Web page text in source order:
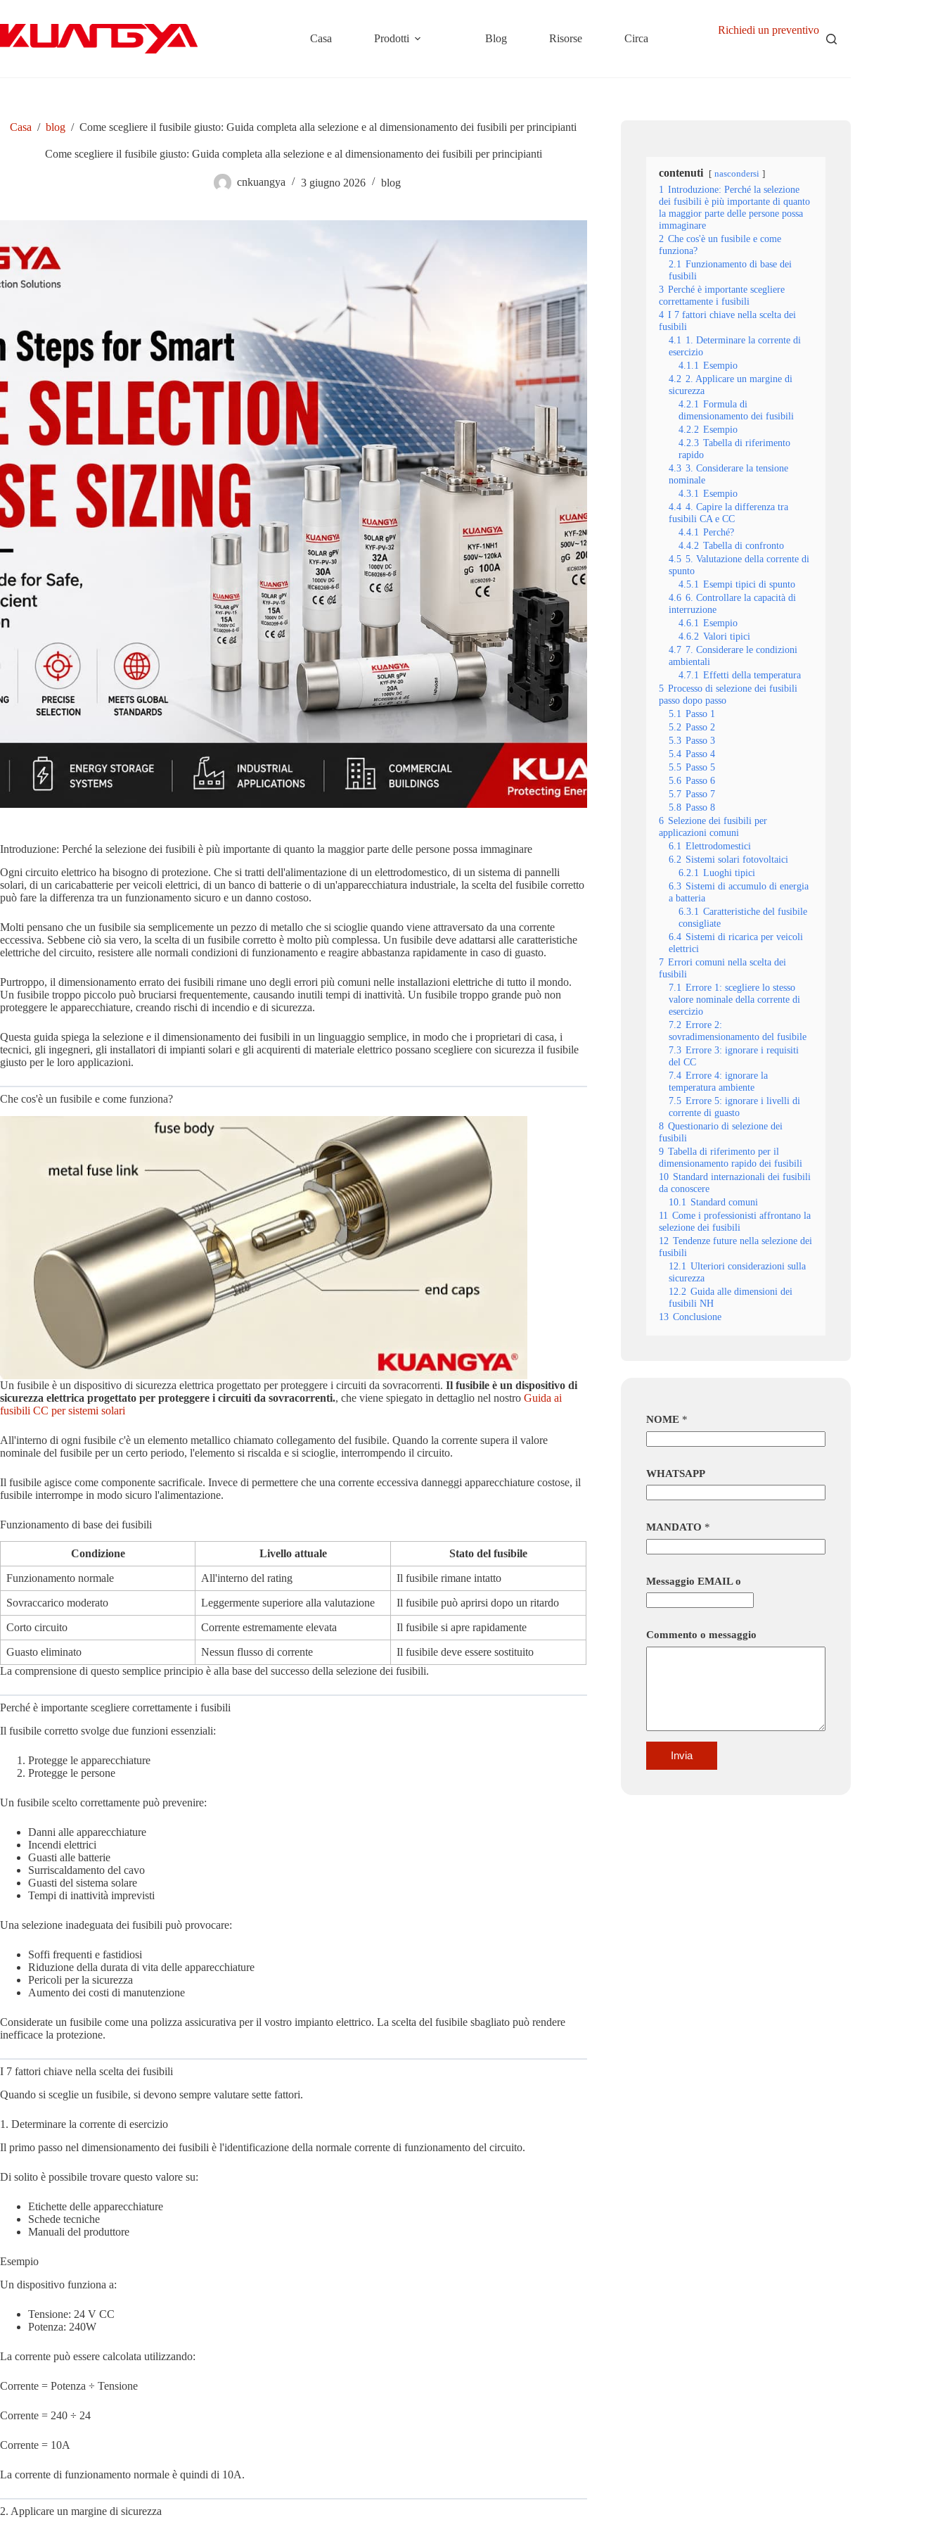
contenuto
Casa Prodotti Blog Risorse Circa
Richiedi un preventivo
Casa / blog / Come scegliere il fusibile giusto: Guida completa alla selezione e al dimensionamento dei fusibili per principianti
Come scegliere il fusibile giusto: Guida completa alla selezione e al dimensionamento dei fusibili per principianti
cnkuangya 3 giugno 2026 blog
Introduzione: Perché la selezione dei fusibili è più importante di quanto la maggior parte delle persone possa immaginare
Ogni circuito elettrico ha bisogno di protezione. Che si tratti dell'alimentazione di un elettrodomestico, di un sistema di pannelli
solari, di un caricabatterie per veicoli elettrici, di un banco di batterie o di un'apparecchiatura industriale, la scelta del fusibile corretto
può fare la differenza tra un funzionamento sicuro e un danno costoso.
Molti pensano che un fusibile sia semplicemente un pezzo di metallo che si scioglie quando viene attraversato da una corrente
eccessiva. Sebbene ciò sia vero, la scelta di un fusibile corretto è molto più complessa. Un fusibile deve adattarsi alle caratteristiche
elettriche del circuito, resistere alle normali condizioni di funzionamento e reagire abbastanza rapidamente in caso di guasto.
Purtroppo, il dimensionamento errato dei fusibili rimane uno degli errori più comuni nelle installazioni elettriche di tutto il mondo.
Un fusibile troppo piccolo può bruciarsi frequentemente, causando inutili tempi di inattività. Un fusibile troppo grande può non
proteggere le apparecchiature, creando rischi di incendio e di sicurezza.
Questa guida spiega la selezione e il dimensionamento dei fusibili in un linguaggio semplice, in modo che i proprietari di casa, i
tecnici, gli ingegneri, gli installatori di impianti solari e gli acquirenti di materiale elettrico possano scegliere con sicurezza il fusibile
giusto per le loro applicazioni.
Che cos'è un fusibile e come funziona?
Un fusibile è un dispositivo di sicurezza elettrica progettato per proteggere i circuiti da sovracorrenti. Il fusibile è un dispositivo di
sicurezza elettrica progettato per proteggere i circuiti da sovracorrenti., che viene spiegato in dettaglio nel nostro Guida ai
fusibili CC per sistemi solari
All'interno di ogni fusibile c'è un elemento metallico chiamato collegamento del fusibile. Quando la corrente supera il valore
nominale del fusibile per un certo periodo, l'elemento si riscalda e si scioglie, interrompendo il circuito.
Il fusibile agisce come componente sacrificale. Invece di permettere che una corrente eccessiva danneggi apparecchiature costose, il
fusibile interrompe in modo sicuro l'alimentazione.
Funzionamento di base dei fusibili
Condizione Livello attuale Stato del fusibile
Funzionamento normale All'interno del rating Il fusibile rimane intatto
Sovraccarico moderato Leggermente superiore alla valutazione Il fusibile può aprirsi dopo un ritardo
Corto circuito Corrente estremamente elevata Il fusibile si apre rapidamente
Guasto eliminato Nessun flusso di corrente
Il fusibile deve essere sostituito
La comprensione di questo semplice principio è alla base del successo della selezione dei fusibili.
Perché è importante scegliere correttamente i fusibili
Il fusibile corretto svolge due funzioni essenziali:
Protegge le apparecchiature
Protegge le persone
Un fusibile scelto correttamente può prevenire:
Danni alle apparecchiature
Incendi elettrici
Guasti alle batterie
Surriscaldamento del cavo
Guasti del sistema solare
Tempi di inattività imprevisti
Una selezione inadeguata dei fusibili può provocare:
Soffi frequenti e fastidiosi
Riduzione della durata di vita delle apparecchiature
Pericoli per la sicurezza
Aumento dei costi di manutenzione
Considerate un fusibile come una polizza assicurativa per il vostro impianto elettrico. La scelta del fusibile sbagliato può rendere
inefficace la protezione.
I 7 fattori chiave nella scelta dei fusibili
Quando si sceglie un fusibile, si devono sempre valutare sette fattori.
1. Determinare la corrente di esercizio
Il primo passo nel dimensionamento dei fusibili è l'identificazione della normale corrente di funzionamento del circuito.
Di solito è possibile trovare questo valore su:
Etichette delle apparecchiature
Schede tecniche
Manuali del produttore
Esempio
Un dispositivo funziona a:
Tensione: 24 V CC
Potenza: 240W
La corrente può essere calcolata utilizzando:
Corrente = Potenza ÷ Tensione
Corrente = 240 ÷ 24
Corrente = 10A
La corrente di funzionamento normale è quindi di 10A.
2. Applicare un margine di sicurezza
contenuti nascondersi
1 Introduzione: Perché la selezione
dei fusibili è più importante di quanto
la maggior parte delle persone possa
immaginare
2 Che cos'è un fusibile e come
funziona?
2.1 Funzionamento di base dei
fusibili
3 Perché è importante scegliere
correttamente i fusibili
4 I 7 fattori chiave nella scelta dei
fusibili
4.1 1. Determinare la corrente di
esercizio
4.1.1 Esempio
4.2 2. Applicare un margine di
sicurezza
4.2.1 Formula di
dimensionamento dei fusibili
4.2.2 Esempio
4.2.3 Tabella di riferimento
rapido
4.3 3. Considerare la tensione
nominale
4.3.1 Esempio
4.4 4. Capire la differenza tra
fusibili CA e CC
4.4.1 Perché?
4.4.2 Tabella di confronto
4.5 5. Valutazione della corrente di
spunto
4.5.1 Esempi tipici di spunto
4.6 6. Controllare la capacità di
interruzione
4.6.1 Esempio
4.6.2 Valori tipici
4.7 7. Considerare le condizioni
ambientali
4.7.1 Effetti della temperatura
5 Processo di selezione dei fusibili
passo dopo passo
5.1 Passo 1
5.2 Passo 2
5.3 Passo 3
5.4 Passo 4
5.5 Passo 5
5.6 Passo 6
5.7 Passo 7
5.8 Passo 8
6 Selezione dei fusibili per
applicazioni comuni
6.1 Elettrodomestici
6.2 Sistemi solari fotovoltaici
6.2.1 Luoghi tipici
6.3 Sistemi di accumulo di energia
a batteria
6.3.1 Caratteristiche del fusibile
consigliate
6.4 Sistemi di ricarica per veicoli
elettrici
7 Errori comuni nella scelta dei
fusibili
7.1 Errore 1: scegliere lo stesso
valore nominale della corrente di
esercizio
7.2 Errore 2:
sovradimensionamento del fusibile
7.3 Errore 3: ignorare i requisiti
del CC
7.4 Errore 4: ignorare la
temperatura ambiente
7.5 Errore 5: ignorare i livelli di
corrente di guasto
8 Questionario di selezione dei
fusibili
9 Tabella di riferimento per il
dimensionamento rapido dei fusibili
10 Standard internazionali dei fusibili
da conoscere
10.1 Standard comuni
11 Come i professionisti affrontano la
selezione dei fusibili
12 Tendenze future nella selezione dei
fusibili
12.1 Ulteriori considerazioni sulla
sicurezza
12.2 Guida alle dimensioni dei
fusibili NH
13 Conclusione
NOME *
WHATSAPP
MANDATO *
Messaggio EMAIL o
Commento o messaggio
Invia